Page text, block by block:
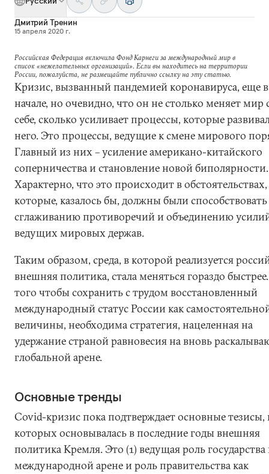
Дмитрий Тренин
15 апреля 2020 г.
Российская Федерация включила Фонд Карнеги за международный мир в
список «нежелательных организаций». Если вы находитесь на территории
России, пожалуйста, не размещайте публично ссылку на эту статью.
Кризис, вызванный пандемией коронавируса, еще
начале, но очевидно, что он не столько меняет мир
себе, сколько усиливает процессы, которые
него. Это процессы, ведущие к смене мирового
Главный из них – усиление американо-китайского
соперничества и становление новой биполярности.
Характерно, что это происходит в обстоятельствах,
которые, казалось бы, должны были способствовать
сглаживанию противоречий и объединению
ведущих мировых держав.
Таким образом, среда, в которой реализуется
внешняя политика, стала меняться гораздо
того чтобы сохранить с трудом восстановленный
международный статус России как
величины, необходима стратегия, нацеленная на
удержание страной равновесия на вновь
глобальной арене.
Основные тренды
Covid-кризис пока подтверждает основные тезисы,
которых основывалась в последние годы внешняя
политика Кремля. Это (1) ведущая роль государства
международной арене и роль правительства как